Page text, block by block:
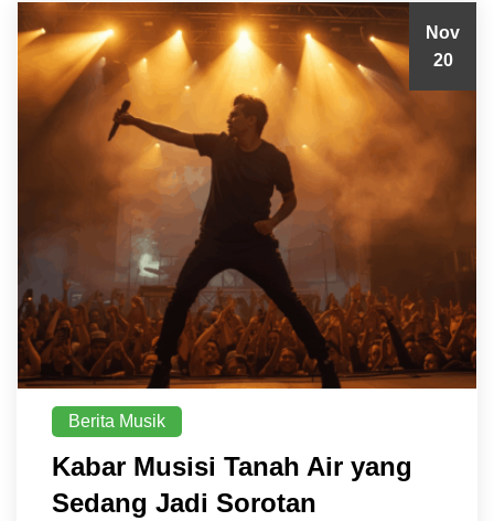
Nov
20
Berita Musik
Kabar Musisi Tanah Air yang
Sedang Jadi Sorotan